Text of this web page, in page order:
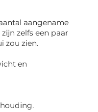
aangename
zelfs een paar
zou zien.
en